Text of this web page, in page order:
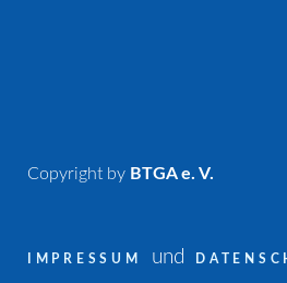
Copyright by BTGA e. V.
IMPRESSUM und